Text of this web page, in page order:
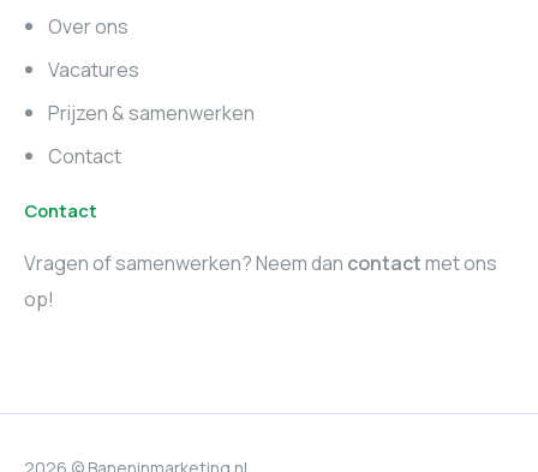
Zuid-Holland
Marketing vacatures
Utrecht
Over ons
Vacatures
Prijzen & samenwerken
Contact
Contact
Vragen of samenwerken? Neem dan contactmet ons
op!